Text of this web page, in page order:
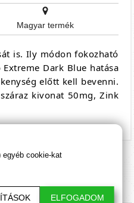
Magyar termék
is. Ily módon fokozható
Dark Blue hatása
előtt kell bevenni.
száraz kivonat 50mg, Zink
cookie-kat
ELFOGADOM